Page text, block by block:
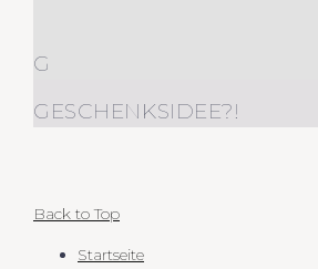
G
GESCHENKSIDEE?!
Back to Top
Startseite